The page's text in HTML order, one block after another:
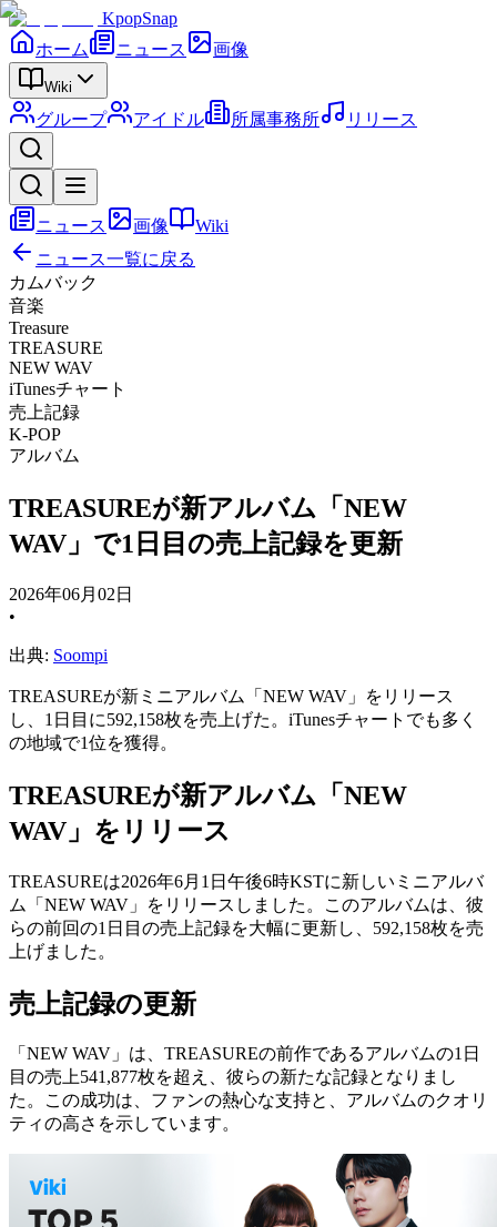
KpopSnap
ホーム
ニュース 画像
Wiki
グループ アイドル 所属事務所 リリース
ニュース 画像
Wiki
ニュース一覧に戻る
カムバック
音楽
Treasure
TREASURE
NEW WAV
iTunesチャート
売上記録
K-POP
アルバム
TREASUREが新アルバム「NEW
WAV」で1日目の売上記録を更新
2026年06月02日
•
出典: Soompi
TREASUREが新ミニアルバム「NEW WAV」をリリース
し、1日目に592,158枚を売上げた。iTunesチャートでも多く
の地域で1位を獲得。
TREASUREが新アルバム「NEW
WAV」をリリース
TREASUREは2026年6月1日午後6時KSTに新しいミニアルバ
ム「NEW WAV」をリリースしました。このアルバムは、彼
らの前回の1日目の売上記録を大幅に更新し、592,158枚を売
上げました。
売上記録の更新
「NEW WAV」は、TREASUREの前作であるアルバムの1日
目の売上541,877枚を超え、彼らの新たな記録となりまし
た。この成功は、ファンの熱心な支持と、アルバムのクオリ
ティの高さを示しています。